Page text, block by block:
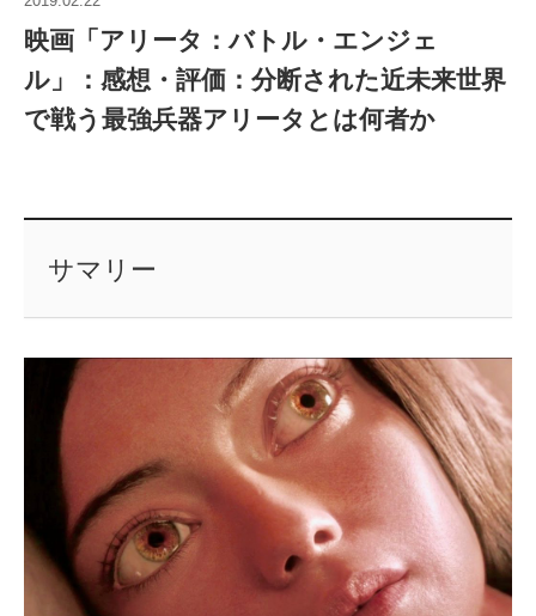
映画「アリータ：バトル・エンジェ
ル」：感想・評価：分断された近未来世界
で戦う最強兵器アリータとは何者か
サマリー